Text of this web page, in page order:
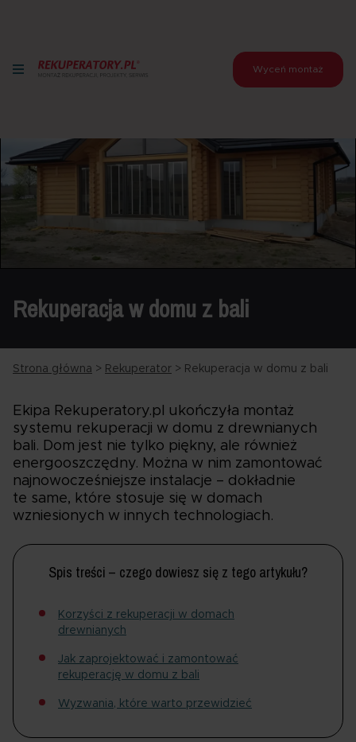
Wyceń montaż
Rekuperacja w domu z bali
Strona główna > Rekuperator > Rekuperacja w domu z bali
Ekipa Rekuperatory.pl ukończyła montaż
systemu rekuperacji w domu z drewnianych
bali. Dom jest nie tylko piękny, ale również
energooszczędny. Można w nim zamontować
najnowocześniejsze instalacje – dokładnie
te same, które stosuje się w domach
wzniesionych w innych technologiach.
Spis treści – czego dowiesz się z tego artykułu?
Korzyści z rekuperacji w domach
drewnianych
Jak zaprojektować i zamontować
rekuperację w domu z bali
Wyzwania, które warto przewidzieć